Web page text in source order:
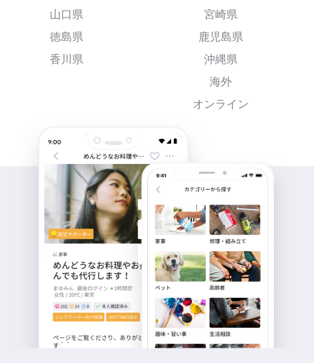
山口県
徳島県
香川県
宮崎県
鹿児島県
沖縄県
海外
オンライン